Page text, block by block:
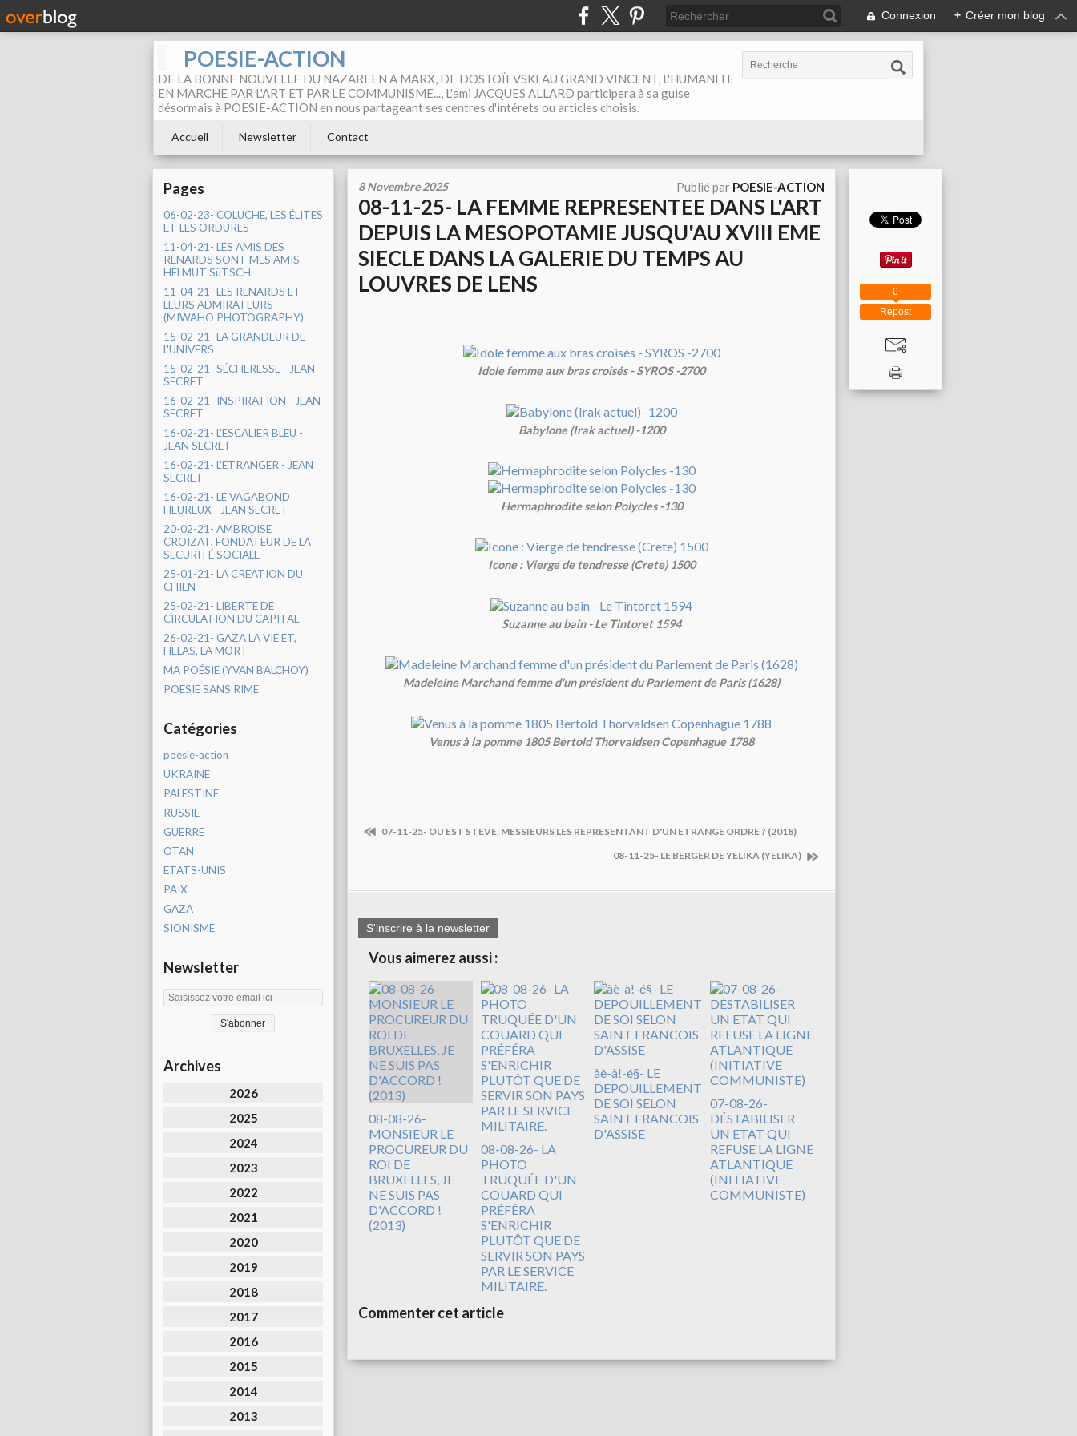
Connexion + Créer mon blog
POESIE-ACTION
DE LA BONNE NOUVELLE DU NAZAREEN A MARX, DE DOSTOÏEVSKI AU GRAND VINCENT, L'HUMANITE
EN MARCHE PAR L'ART ET PAR LE COMMUNISME..., L'ami JACQUES ALLARD participera à sa guise
désormais à POESIE-ACTION en nous partageant ses centres d'intérets ou articles choisis.
Accueil Newsletter Contact
Pages
06-02-23- COLUCHE, LES ÉLITES
ET LES ORDURES
11-04-21- LES AMIS DES
RENARDS SONT MES AMIS -
HELMUT SüTSCH
11-04-21- LES RENARDS ET
LEURS ADMIRATEURS
(MIWAHO PHOTOGRAPHY)
15-02-21- LA GRANDEUR DE
L'UNIVERS
15-02-21- SÉCHERESSE - JEAN
SECRET
16-02-21- INSPIRATION - JEAN
SECRET
16-02-21- L'ESCALIER BLEU -
JEAN SECRET
16-02-21- L'ETRANGER - JEAN
SECRET
16-02-21- LE VAGABOND
HEUREUX - JEAN SECRET
20-02-21- AMBROISE
CROIZAT, FONDATEUR DE LA
SECURITÉ SOCIALE
25-01-21- LA CREATION DU
CHIEN
25-02-21- LIBERTE DE
CIRCULATION DU CAPITAL
26-02-21- GAZA LA VIE ET,
HELAS, LA MORT
MA POÉSIE (YVAN BALCHOY)
POESIE SANS RIME
Catégories
poesie-action
UKRAINE
PALESTINE
RUSSIE
GUERRE
OTAN
ETATS-UNIS
PAIX
GAZA
SIONISME
Newsletter
Archives
2026
2025
2024
2023
2022
2021
2020
2019
2018
2017
2016
2015
2014
2013
8 Novembre 2025 Publié par POESIE-ACTION
08-11-25- LA FEMME REPRESENTEE DANS L'ART
DEPUIS LA MESOPOTAMIE JUSQU'AU XVIII EME
SIECLE DANS LA GALERIE DU TEMPS AU
LOUVRES DE LENS
Idole femme aux bras croisés - SYROS -2700
Babylone (Irak actuel) -1200
Hermaphrodite selon Polycles -130
Icone : Vierge de tendresse (Crete) 1500
Suzanne au bain - Le Tintoret 1594
Madeleine Marchand femme d'un président du Parlement de Paris (1628)
Venus à la pomme 1805 Bertold Thorvaldsen Copenhague 1788
07-11-25- OU EST STEVE, MESSIEURS LES REPRESENTANT D'UN ETRANGE ORDRE ? (2018)
08-11-25- LE BERGER DE YELIKA (YELIKA)
S'inscrire à la newsletter
Vous aimerez aussi :
08-08-26-
MONSIEUR LE
PROCUREUR DU
ROI DE
BRUXELLES, JE
NE SUIS PAS
D'ACCORD !
(2013)
08-08-26- LA
PHOTO
TRUQUÉE D'UN
COUARD QUI
PRÉFÉRA
S'ENRICHIR
PLUTÔT QUE DE
SERVIR SON PAYS
PAR LE SERVICE
MILITAIRE.
àè-à!-é§- LE
DEPOUILLEMENT
DE SOI SELON
SAINT FRANCOIS
D'ASSISE
07-08-26-
DÉSTABILISER
UN ETAT QUI
REFUSE LA LIGNE
ATLANTIQUE
(INITIATIVE
COMMUNISTE)
Commenter cet article
Repost
0